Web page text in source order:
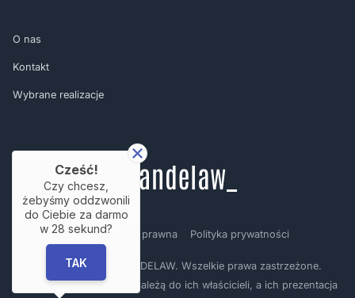
O nas
Kontakt
Wybrane realizacje
Regulamin Nota prawna Polityka prywatności
Copyright © by BRANDELAW. Wszelkie prawa zastrzeżone.
Prezentowane logotypy należą do ich właścicieli, a ich prezentacja
Cześć!
Czy chcesz,
żebyśmy oddzwonili
do Ciebie za darmo
w 28 sekund?
TAK